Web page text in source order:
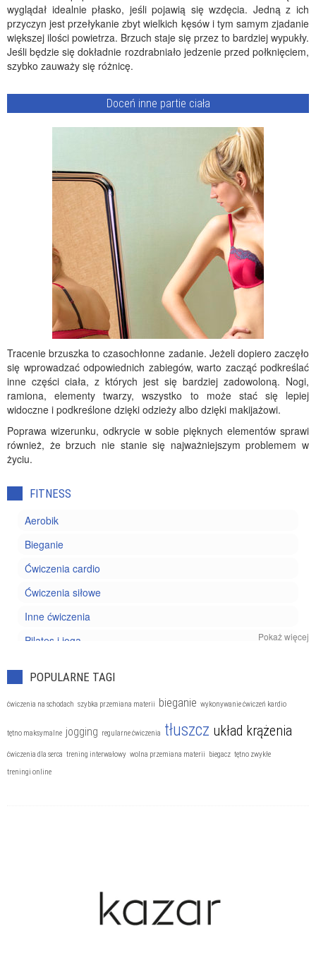
wyglądał idealnie płasko, jeśli pojawią się wzdęcia. Jedną z ich
przyczyn jest przełykanie zbyt wielkich kęsów i tym samym zjadanie
większej ilości powietrza. Brzuch staje się przez to bardziej wypukły.
Jeśli będzie się dokładnie rozdrabniało jedzenie przed połknięciem,
szybko zauważy się różnicę.
Doceń inne partie ciała
Tracenie brzuszka to czasochłonne zadanie. Jeżeli dopiero zaczęło
się wprowadzać odpowiednich zabiegów, warto zacząć podkreślać
inne części ciała, z których jest się bardziej zadowoloną. Nogi,
ramiona, elementy twarzy, wszystko to może stać się lepiej
widoczne i podkreślone dzięki odzieży albo dzięki makijażowi.
Poprawa wizerunku, odkrycie w sobie pięknych elementów sprawi
również, że brzuch nie stanie się najważniejszym problemem w
życiu.
FITNESS
Aerobik
Bieganie
Ćwiczenia cardio
Ćwiczenia siłowe
Inne ćwiczenia
Pilates i joga
Pokaż więcej
POPULARNE TAGI
ćwiczenia na schodach szybka przemiana materii bieganie wykonywanie ćwiczeń kardio
tętno maksymalne jogging regularne ćwiczenia tłuszcz układ krążenia
ćwiczenia dla serca trening interwałowy wolna przemiana materii biegacz tętno zwykłe
treningi online